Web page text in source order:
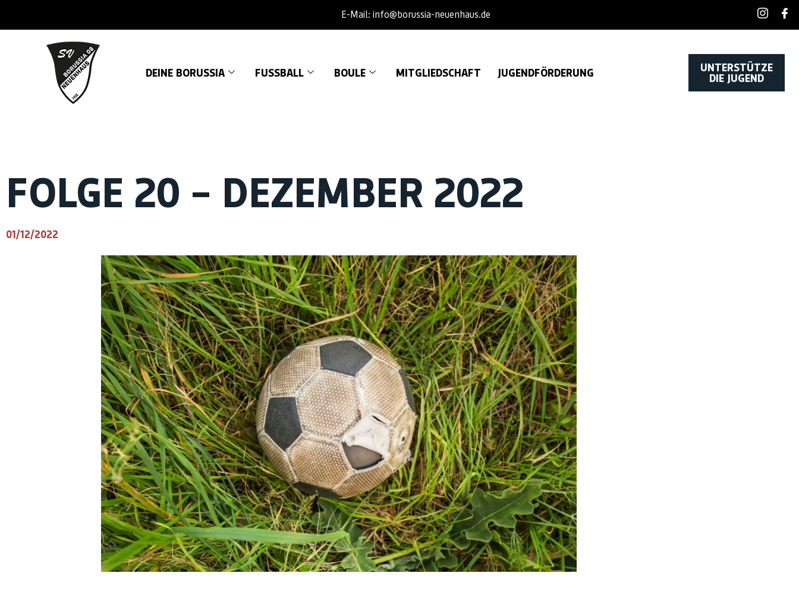
E-Mail: info@borussia-neuenhaus.de
DEINE BORUSSIA FUSSBALL BOULE MITGLIEDSCHAFT JUGENDFÖRDERUNG
UNTERSTÜTZE
DIE JUGEND
FOLGE 20 – DEZEMBER 2022
01/12/2022